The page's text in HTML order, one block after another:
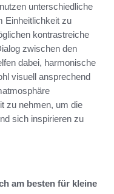
unterschiedliche
Einheitlichkeit zu
kontrastreiche
zwischen den
dabei, harmonische
visuell ansprechend
zu nehmen, um die
sich inspirieren zu
am besten für kleine